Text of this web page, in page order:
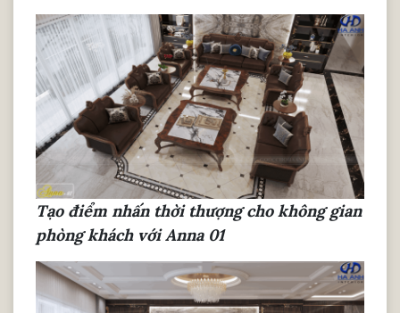
Tạo điểm nhấn thời thượng cho không gian
phòng khách với Anna 01